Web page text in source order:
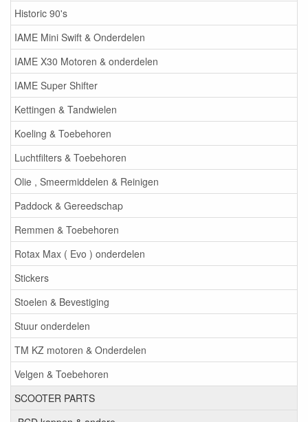
Historic 90's
IAME Mini Swift & Onderdelen
IAME X30 Motoren & onderdelen
IAME Super Shifter
Kettingen & Tandwielen
Koeling & Toebehoren
Luchtfilters & Toebehoren
Olie , Smeermiddelen & Reinigen
Paddock & Gereedschap
Remmen & Toebehoren
Rotax Max ( Evo ) onderdelen
Stickers
Stoelen & Bevestiging
Stuur onderdelen
TM KZ motoren & Onderdelen
Velgen & Toebehoren
SCOOTER PARTS